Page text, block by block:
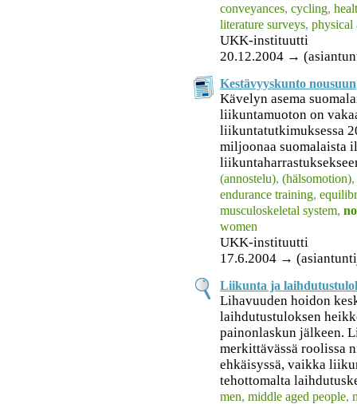
conveyances, cycling,
literature surveys, physical
UKK-instituutti
20.12.2004 →
Kestävyyskunto nousuun
Kävelyn asema
liikuntamuoton on
liikuntatutkimuksessa
miljoonaa suomalaista
(annostelu), (hälsomotion),
endurance training,
musculoskeletal system,
women
UKK-instituutti
17.6.2004 →
Liikunta ja
Lihavuuden hoidon
laihdutustuloksen
painonlaskun jälkeen.
merkittävässä roolissa
ehkäisyssä, vaikka
tehottomalta
men, middle aged people,